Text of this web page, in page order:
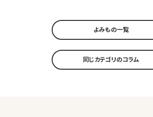
よみもの一覧
同じカテゴリのコラム